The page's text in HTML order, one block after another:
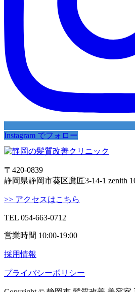
Instagram でフォロー
〒420-0839
静岡県静岡市葵区鷹匠3-14-1 zenith
>> アクセスはこちら
TEL 054-663-0712
営業時間 10:00-19:00
採用情報
プライバシーポリシー